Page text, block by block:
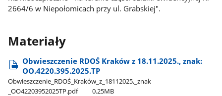
2664/6 w Niepołomicach przy ul. Grabskiej".
Materiały
Obwieszczenie RDOŚ Kraków z 18.11.2025., znak:
OO.4220.395.2025.TP
Obwieszczenie​_RDOŚ​_Kraków​_z​_18112025,​_znak​
_OO42203952025TP.pdf
0.25MB